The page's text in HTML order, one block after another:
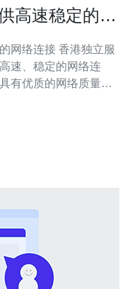
高速稳定的网
香港独立服
速、稳定的网络连
有优质的网络质量和
独立服务